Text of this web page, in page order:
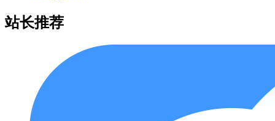
站长推荐